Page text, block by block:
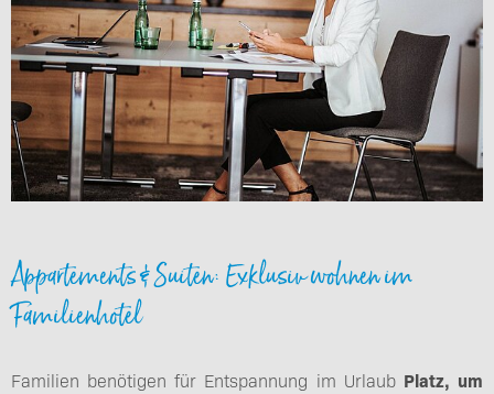
Appartements & Suiten: Exklusiv wohnen im
Familienhotel
Familien benötigen für Entspannung im Urlaub Platz, um